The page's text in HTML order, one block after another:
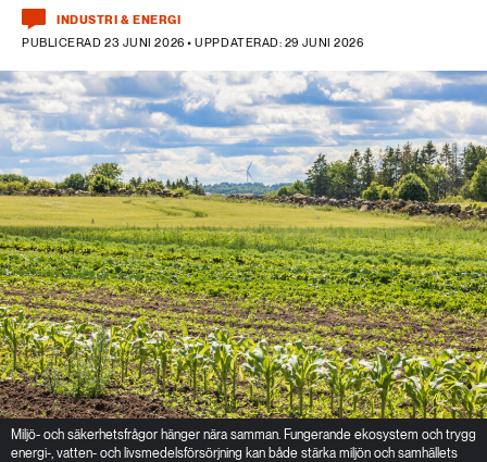
INDUSTRI & ENERGI
PUBLICERAD 23 JUNI 2026 • UPPDATERAD: 29 JUNI 2026
Miljö- och säkerhetsfrågor hänger nära samman. Fungerande ekosystem och trygg
energi-, vatten- och livsmedelsförsörjning kan både stärka miljön och samhällets